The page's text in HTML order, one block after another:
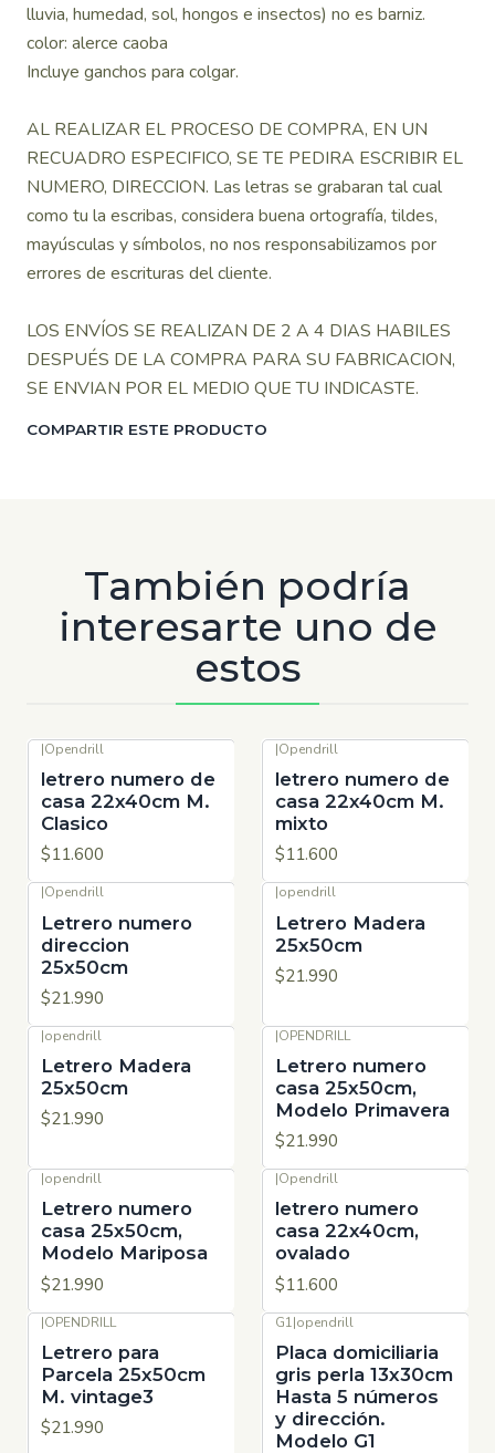
lluvia, humedad, sol, hongos e insectos) no es barniz.
color: alerce caoba
Incluye ganchos para colgar.
AL REALIZAR EL PROCESO DE COMPRA, EN UN
RECUADRO ESPECIFICO, SE TE PEDIRA ESCRIBIR EL
NUMERO, DIRECCION. Las letras se grabaran tal cual
como tu la escribas, considera buena ortografía, tildes,
mayúsculas y símbolos, no nos responsabilizamos por
errores de escrituras del cliente.
LOS ENVÍOS SE REALIZAN DE 2 A 4 DIAS HABILES
DESPUÉS DE LA COMPRA PARA SU FABRICACION,
SE ENVIAN POR EL MEDIO QUE TU INDICASTE.
COMPARTIR ESTE PRODUCTO
También podría
interesarte uno de
estos
|Opendrill
letrero numero de
casa 22x40cm M.
Clasico
$11.600
|Opendrill
letrero numero de
casa 22x40cm M.
mixto
$11.600
|Opendrill
Letrero numero
direccion
25x50cm
$21.990
|opendrill
Letrero Madera
25x50cm
$21.990
|opendrill
Letrero Madera
25x50cm
$21.990
|OPENDRILL
Letrero numero
casa 25x50cm,
Modelo Primavera
$21.990
|opendrill
Letrero numero
casa 25x50cm,
Modelo Mariposa
$21.990
|Opendrill
letrero numero
casa 22x40cm,
ovalado
$11.600
|OPENDRILL
Letrero para
Parcela 25x50cm
M. vintage3
$21.990
G1|opendrill
Placa domiciliaria
gris perla 13x30cm
Hasta 5 números
y dirección.
Modelo G1